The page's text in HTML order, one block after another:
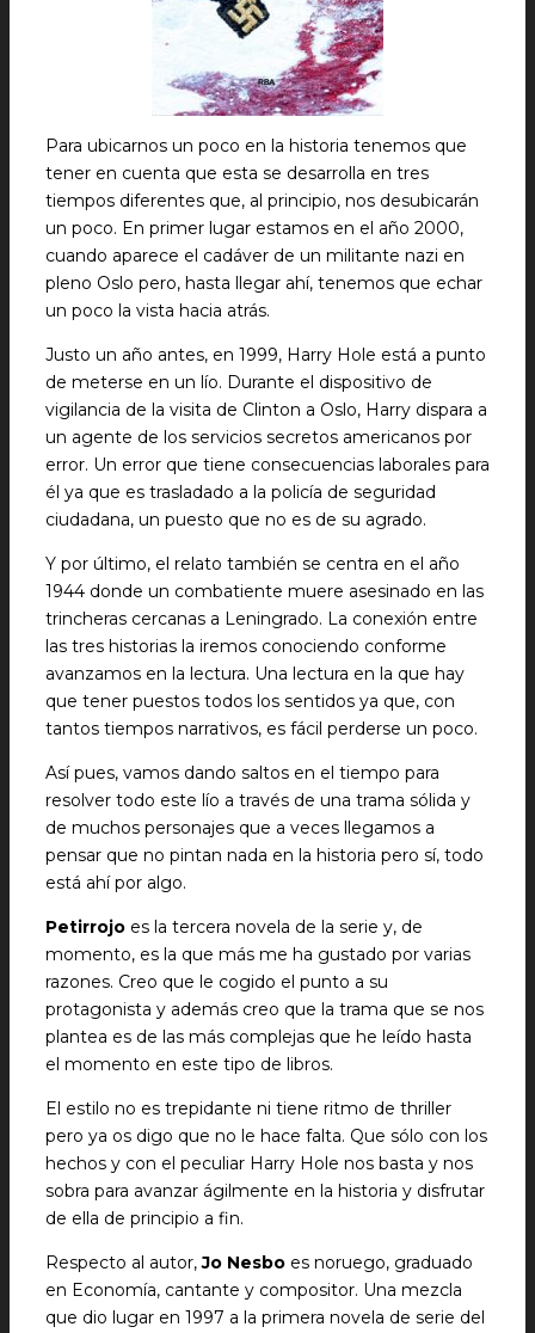
Para ubicarnos un poco en la historia tenemos que
tener en cuenta que esta se desarrolla en tres
tiempos diferentes que, al principio, nos desubicarán
un poco. En primer lugar estamos en el año 2000,
cuando aparece el cadáver de un militante nazi en
pleno Oslo pero, hasta llegar ahí, tenemos que echar
un poco la vista hacia atrás.
Justo un año antes, en 1999, Harry Hole está a punto
de meterse en un lío. Durante el dispositivo de
vigilancia de la visita de Clinton a Oslo, Harry dispara a
un agente de los servicios secretos americanos por
error. Un error que tiene consecuencias laborales para
él ya que es trasladado a la policía de seguridad
ciudadana, un puesto que no es de su agrado.
Y por último, el relato también se centra en el año
1944 donde un combatiente muere asesinado en las
trincheras cercanas a Leningrado. La conexión entre
las tres historias la iremos conociendo conforme
avanzamos en la lectura. Una lectura en la que hay
que tener puestos todos los sentidos ya que, con
tantos tiempos narrativos, es fácil perderse un poco.
Así pues, vamos dando saltos en el tiempo para
resolver todo este lío a través de una trama sólida y
de muchos personajes que a veces llegamos a
pensar que no pintan nada en la historia pero sí, todo
está ahí por algo.
Petirrojo es la tercera novela de la serie y, de
momento, es la que más me ha gustado por varias
razones. Creo que le cogido el punto a su
protagonista y además creo que la trama que se nos
plantea es de las más complejas que he leído hasta
el momento en este tipo de libros.
El estilo no es trepidante ni tiene ritmo de thriller
pero ya os digo que no le hace falta. Que sólo con los
hechos y con el peculiar Harry Hole nos basta y nos
sobra para avanzar ágilmente en la historia y disfrutar
de ella de principio a fin.
Respecto al autor,Jo Nesbo es noruego, graduado
en Economía, cantante y compositor. Una mezcla
que dio lugar en 1997 a la primera novela de serie del